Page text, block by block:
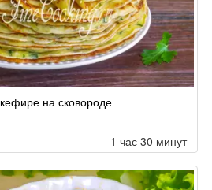
на сковороде
1 час 30 минут